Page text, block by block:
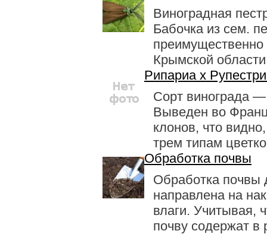
Виноградная
Бабочка из сем.
Крымской
Рипариа х
Сорт винограда
Выве­ден во
клонов, что
трем типам
Обработка почвы
Обработка почвы
направлена на
влаги. Учиты­вая,
почву содержат в